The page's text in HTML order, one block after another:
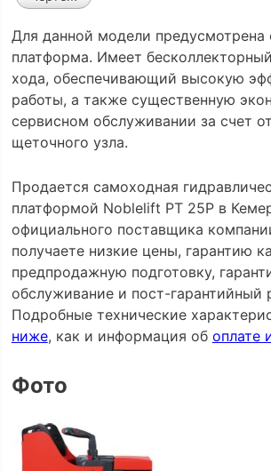
Для данной модели предусмотрена
платформа. Имеет
хода, обеспечивающий высокую
работы, а также существенную
сервисном обслуживании за счет
щеточного узла.
Продается самоходная
платформой Noblelift PT 25P в
официального поставщика
получаете низкие цены, гарантию
предпродажную подготовку,
обслуживание и пост-гарантийный
Подробные технические
ниже, как и информация об оплате
Фото